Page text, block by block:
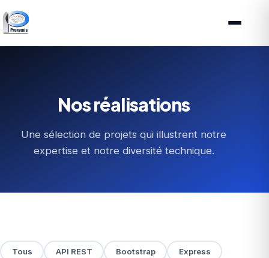
Nos réalisations
Une sélection de projets qui illustrent notre
expertise et notre diversité technique.
Tous API REST Bootstrap Express